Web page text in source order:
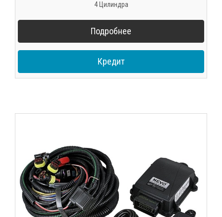
4 Цилиндра
Подробнее
Кредит